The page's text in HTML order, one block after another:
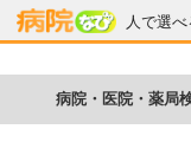
人で選
病院・医院・薬局